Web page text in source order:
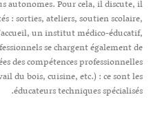
autonomes. Pour cela, il discute, il
: sorties, ateliers, soutien scolaire,
un institut médico-éducatif,
se chargent également de
des compétences professionnelles
du bois, cuisine, etc.) : ce sont les
éducateurs techniques spécialisés.